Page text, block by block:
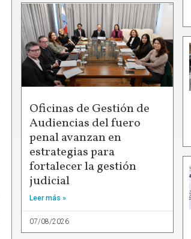
Oficinas de Gestión de
Audiencias del fuero
penal avanzan en
estrategias para
fortalecer la gestión
judicial
Leer más »
07/08/2026